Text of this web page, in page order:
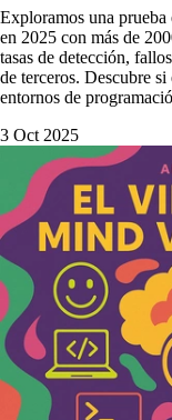
Exploramos una
en 2025 con más de
tasas de detección,
de terceros. Descubre
entornos de
3 Oct 2025